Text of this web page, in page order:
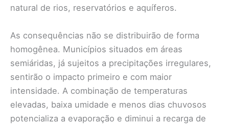
natural de rios, reservatórios e aquíferos.
As consequências não se distribuirão de forma
homogênea. Municípios situados em áreas
semiáridas, já sujeitos a precipitações irregulares,
sentirão o impacto primeiro e com maior
intensidade. A combinação de temperaturas
elevadas, baixa umidade e menos dias chuvosos
potencializa a evaporação e diminui a recarga de